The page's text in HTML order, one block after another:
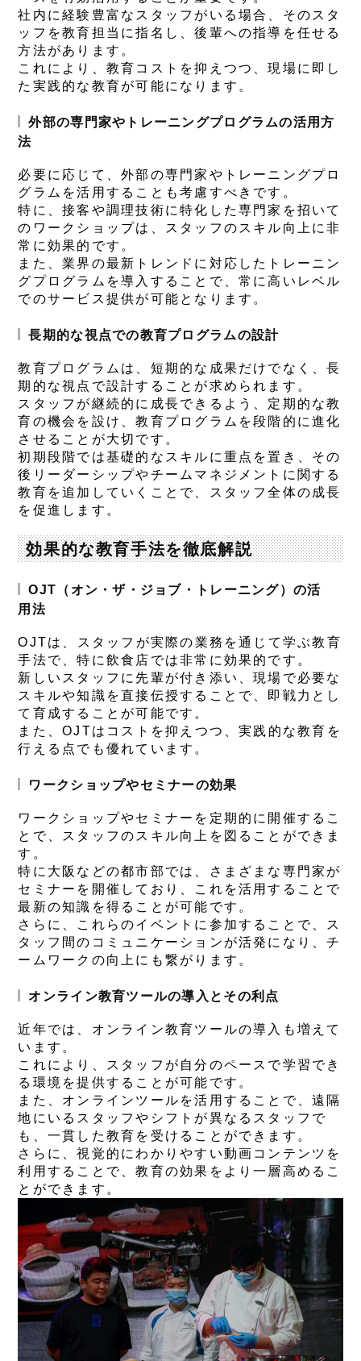
社内に経験豊富なスタッフがいる場合、そのスタ
ッフを教育担当に指名し、後輩への指導を任せる
方法があります。
これにより、教育コストを抑えつつ、現場に即し
た実践的な教育が可能になります。
外部の専門家やトレーニングプログラムの活用方
法
必要に応じて、外部の専門家やトレーニングプロ
グラムを活用することも考慮すべきです。
特に、接客や調理技術に特化した専門家を招いて
のワークショップは、スタッフのスキル向上に非
常に効果的です。
また、業界の最新トレンドに対応したトレーニン
グプログラムを導入することで、常に高いレベル
でのサービス提供が可能となります。
長期的な視点での教育プログラムの設計
教育プログラムは、短期的な成果だけでなく、長
期的な視点で設計することが求められます。
スタッフが継続的に成長できるよう、定期的な教
育の機会を設け、教育プログラムを段階的に進化
させることが大切です。
初期段階では基礎的なスキルに重点を置き、その
後リーダーシップやチームマネジメントに関する
教育を追加していくことで、スタッフ全体の成長
を促進します。
効果的な教育手法を徹底解説
OJT（オン・ザ・ジョブ・トレーニング）の活
用法
OJTは、スタッフが実際の業務を通じて学ぶ教育
手法で、特に飲食店では非常に効果的です。
新しいスタッフに先輩が付き添い、現場で必要な
スキルや知識を直接伝授することで、即戦力とし
て育成することが可能です。
また、OJTはコストを抑えつつ、実践的な教育を
行える点でも優れています。
ワークショップやセミナーの効果
ワークショップやセミナーを定期的に開催するこ
とで、スタッフのスキル向上を図ることができま
す。
特に大阪などの都市部では、さまざまな専門家が
セミナーを開催しており、これを活用することで
最新の知識を得ることが可能です。
さらに、これらのイベントに参加することで、ス
タッフ間のコミュニケーションが活発になり、チ
ームワークの向上にも繋がります。
オンライン教育ツールの導入とその利点
近年では、オンライン教育ツールの導入も増えて
います。
これにより、スタッフが自分のペースで学習でき
る環境を提供することが可能です。
また、オンラインツールを活用することで、遠隔
地にいるスタッフやシフトが異なるスタッフで
も、一貫した教育を受けることができます。
さらに、視覚的にわかりやすい動画コンテンツを
利用することで、教育の効果をより一層高めるこ
とができます。